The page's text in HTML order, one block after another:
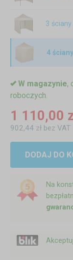
3
4
W magazynie,
roboczych.
1 110,00
902,44 zł bez VAT
DODAJ DO
Na